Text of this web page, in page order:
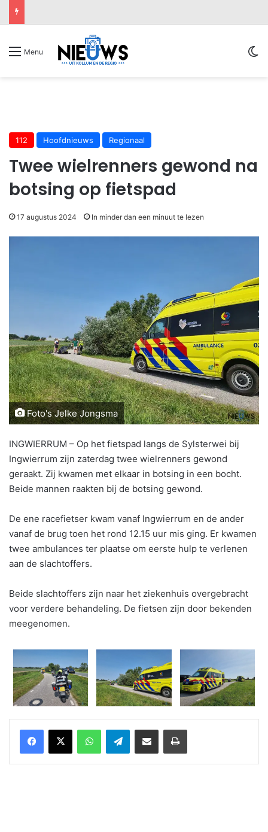
Menu
112 Hoofdnieuws Regionaal
Twee wielrenners gewond na
botsing op fietspad
17 augustus 2024 In minder dan een minuut te lezen
Foto's Jelke Jongsma
INGWIERRUM – Op het fietspad langs de Sylsterwei bij
Ingwierrum zijn zaterdag twee wielrenners gewond
geraakt. Zij kwamen met elkaar in botsing in een bocht.
Beide mannen raakten bij de botsing gewond.
De ene racefietser kwam vanaf Ingwierrum en de ander
vanaf de brug toen het rond 12.15 uur mis ging. Er kwamen
twee ambulances ter plaatse om eerste hulp te verlenen
aan de slachtoffers.
Beide slachtoffers zijn naar het ziekenhuis overgebracht
voor verdere behandeling. De fietsen zijn door bekenden
meegenomen.
WhatsAppTelegramDelen via Email Print